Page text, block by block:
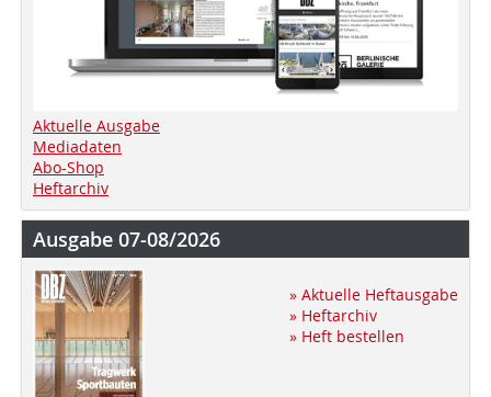
Aktuelle Ausgabe
Mediadaten
Abo-Shop
Heftarchiv
Ausgabe 07-08/2026
» Aktuelle Heftausgabe
» Heftarchiv
» Heft bestellen